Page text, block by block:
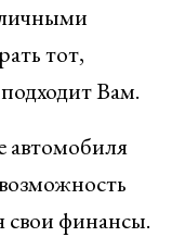
тот,
Вам.
автомобиля
свои финансы.